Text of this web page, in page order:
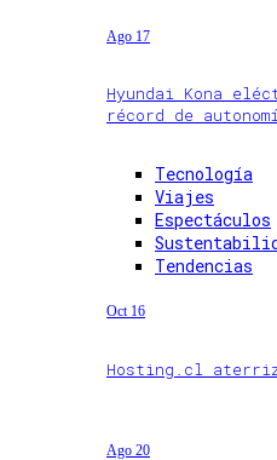
Ago 17
Hyundai Kona
récord de
Tecnología
Viajes
Espectáculos
Tendencias
Oct 16
Hosting.cl
Ago 20